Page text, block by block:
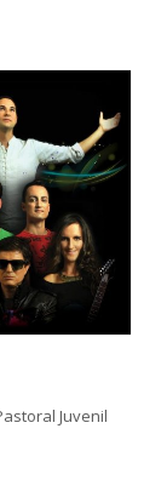
Juvenil